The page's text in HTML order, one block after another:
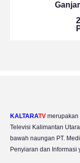
Ganjar
KALTARATV merupakan
Televisi Kalimantan
bawah naungan PT.
Penyiaran dan Informasi